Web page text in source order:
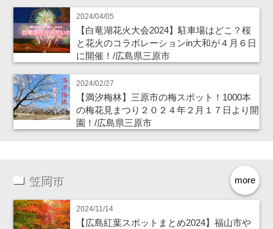
2024/04/05
【白竜湖花火大会2024】駐車場はどこ？桜
と花火のコラボレーションin大和が４月６日
に開催！/広島県三原市
2024/02/27
【満汐梅林】三原市の梅スポット！1000本
の梅花見まつり２０２４年２月１７日より開
園！/広島県三原市
more
笠岡市
2024/11/14
【広島紅葉スポットまとめ2024】福山市や